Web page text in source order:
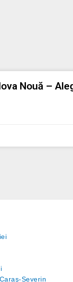
Nouă –
Severin